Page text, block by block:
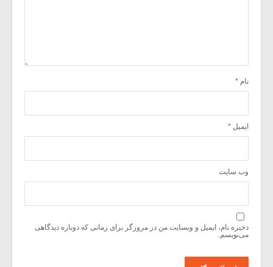
نام *
ایمیل *
وب‌ سایت
ذخیره نام، ایمیل و وبسایت من در مرورگر برای زمانی که دوباره دیدگاهی
می‌نویسم.